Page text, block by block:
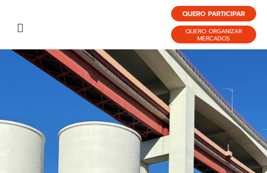
QUERO PARTICIPAR
QUERO ORGANIZAR
MERCADOS